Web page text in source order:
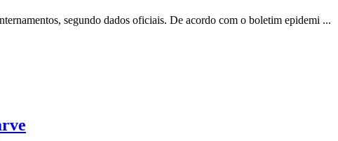
segundo dados oficiais. De acordo com o boletim epidemi ...